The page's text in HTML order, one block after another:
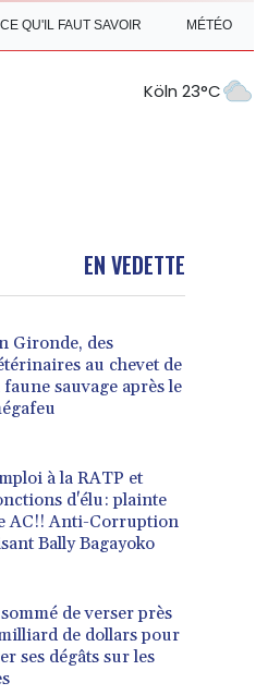
CE QU'IL FAUT SAVOIR MÉTÉO
Köln 23°C
EN VEDETTE
Gironde, des
au chevet de
faune sauvage après le
à la RATP et
d'élu: plainte
AC!! Anti-Corruption
Bally Bagayoko
de verser près
de dollars pour
ses dégâts sur les